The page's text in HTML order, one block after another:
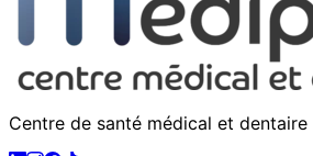
Centre de santé médical et